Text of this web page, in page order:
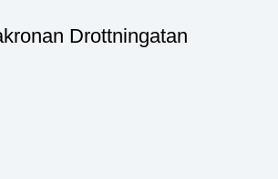
Drottningatan